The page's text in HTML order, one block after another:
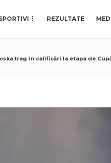
REZULTATE
trag în calificări la etapa de